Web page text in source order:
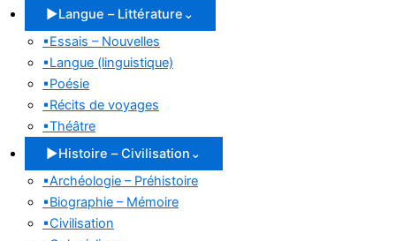
▶Langue – Littérature ⌄
▪Essais – Nouvelles
▪Langue (linguistique)
▪Poésie
▪Récits de voyages
▪Théâtre
▶Histoire – Civilisation ⌄
▪Archéologie – Préhistoire
▪Biographie – Mémoire
▪Civilisation